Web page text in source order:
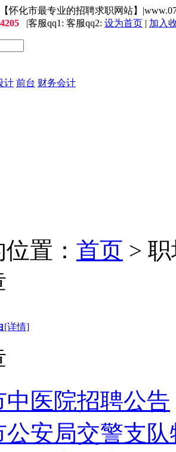
怀化市最专业的招聘求职网站】
|客服qq1: 客服qq2: 设为首页 | 加入
计 前台 财务会计
置： 首页 >
[详情]
中医院招聘公告
公安局交警支